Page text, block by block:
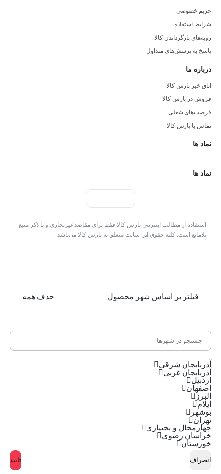
حریم خصوصی
شرایط استفاده
رویه‌های بازگرداندن کالا
پاسخ به پرسش‌های متداول
درباره ما
اتاق خبر پارس کالا
فروش در پارس کالا
فرصت‌های شغلی
تماس با پارس کالا
نماد ها
نماد ها
استفاده از مطالب اینترنتی پارس کالا فقط برای مقاصد غیرتجاری و با ذکر منبع
بلامانع است. کلیه حقوق این سایت متعلق به پارس کالا می‌باشد
فیلتر بر اساس شهر محصول حذف همه
آذربایجان شرقی
آذربایجان غربی
اردبیل
اصفهان
البرز
ایلام
بوشهر
تهران
چهارمحال و بختیاری
خراسان رضوی
خوزستان
انصراف تایید